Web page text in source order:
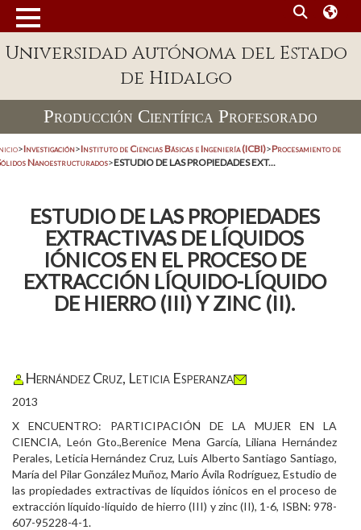
Universidad Autónoma del Estado
de Hidalgo
Producción Científica Profesorado
>Investigación>Instituto de Ciencias Básicas e Ingeniería (ICBI)>Procesamiento de
Nanoestructurados>ESTUDIO DE LAS PROPIEDADES EXT...
ESTUDIO DE LAS PROPIEDADES
EXTRACTIVAS DE LÍQUIDOS
IÓNICOS EN EL PROCESO DE
EXTRACCIÓN LÍQUIDO-LÍQUIDO
DE HIERRO (III) Y ZINC (II).
Hernández Cruz, Leticia Esperanza
2013
X ENCUENTRO: PARTICIPACIÓN DE LA MUJER EN LA
CIENCIA, León Gto.,Berenice Mena García, Liliana Hernández
Perales, Leticia Hernández Cruz, Luis Alberto Santiago Santiago,
María del Pilar González Muñoz, Mario Ávila Rodríguez, Estudio de
las propiedades extractivas de líquidos iónicos en el proceso de
extracción líquido-líquido de hierro (III) y zinc (II), 1-6, ISBN: 978-
607-95228-4-1.